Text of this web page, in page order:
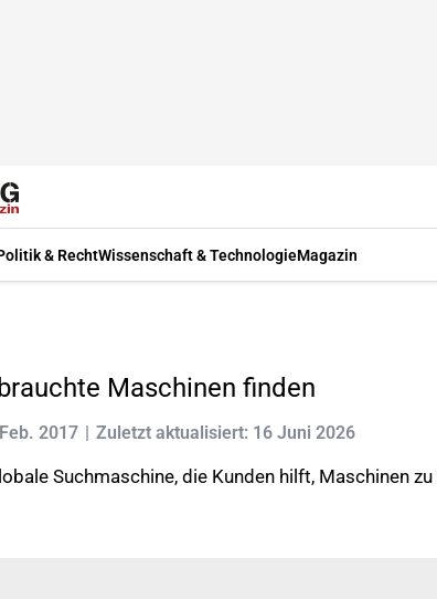
& RechtWissenschaft & TechnologieMagazin
Maschinen finden
2017 Zuletzt aktualisiert: 16 Juni 2026
Suchmaschine, die Kunden hilft, Maschinen